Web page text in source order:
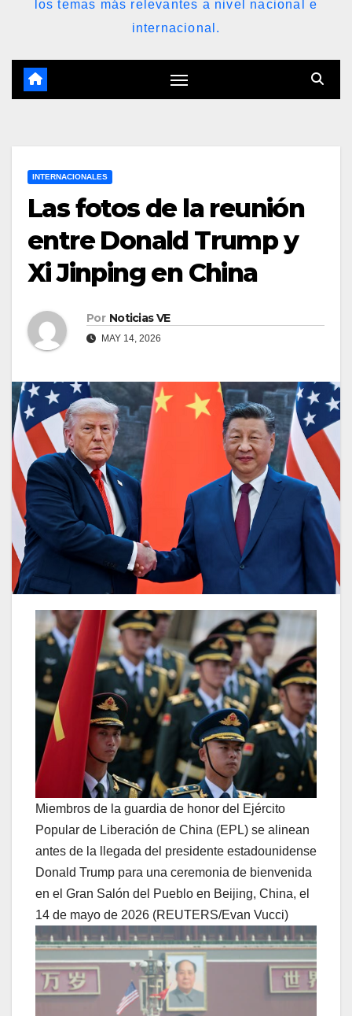
los temas más relevantes a nivel nacional e
internacional.
INTERNACIONALES
Las fotos de la reunión
entre Donald Trump y
Xi Jinping en China
Por Noticias VE
MAY 14, 2026
Miembros de la guardia de honor del Ejército
Popular de Liberación de China (EPL) se alinean
antes de la llegada del presidente estadounidense
Donald Trump para una ceremonia de bienvenida
en el Gran Salón del Pueblo en Beijing, China, el
14 de mayo de 2026 (REUTERS/Evan Vucci)